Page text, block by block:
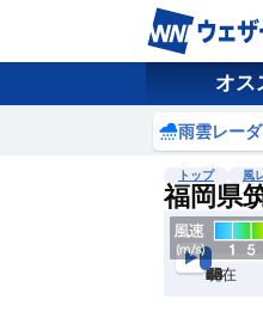
オス
雨雲レー
トップ 風
福岡県
現在
6h
12
24
36
48
60
72